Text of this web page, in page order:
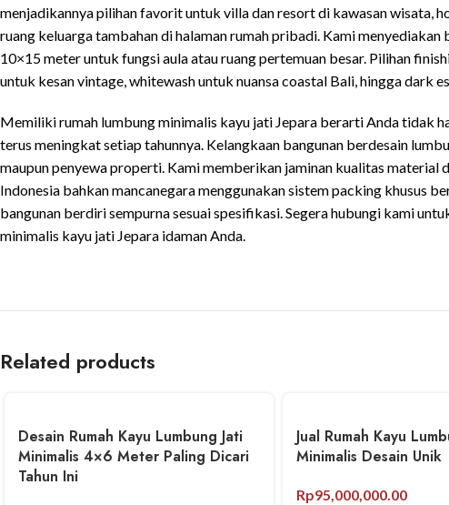
menjadikannya pilihan favorit untuk villa dan resort di kawasan wisata,
ruang keluarga tambahan di halaman rumah pribadi. Kami
10×15 meter untuk fungsi aula atau ruang pertemuan besar. Pilihan
untuk kesan vintage, whitewash untuk nuansa coastal Bali, hingga
Memiliki rumah lumbung minimalis kayu jati Jepara berarti Anda tidak
terus meningkat setiap tahunnya. Kelangkaan bangunan berdesain
maupun penyewa properti. Kami memberikan jaminan kualitas material
Indonesia bahkan mancanegara menggunakan sistem packing khusus
bangunan berdiri sempurna sesuai spesifikasi. Segera hubungi kami
minimalis kayu jati Jepara idaman Anda.
Related products
Desain Rumah Kayu Lumbung Jati
Minimalis 4×6 Meter Paling Dicari
Tahun Ini
Jual Rumah Kayu
Minimalis Desain Unik
Rp95,000,000.00